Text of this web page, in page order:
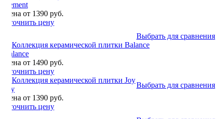
Cement
Цена от 1390 руб.
Уточнить цену
Выбрать для сравнения
Balance
Цена от 1490 руб.
Уточнить цену
Выбрать для сравнения
Joy
Цена от 1390 руб.
Уточнить цену